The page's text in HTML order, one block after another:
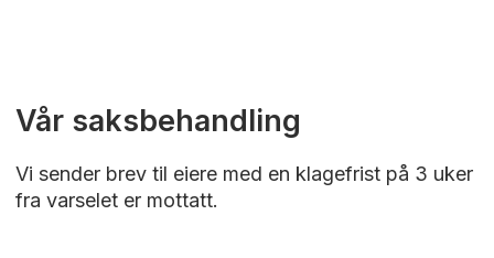
Vår saksbehandling
Vi sender brev til eiere med en klagefrist på 3 uker
fra varselet er mottatt.